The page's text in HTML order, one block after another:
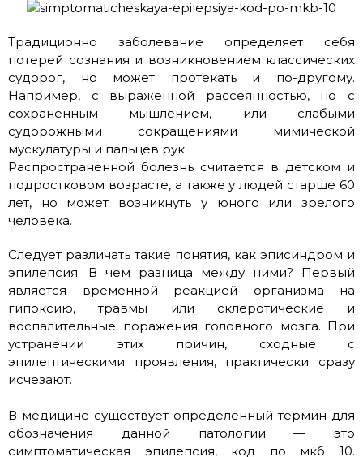
Традиционно заболевание определяет себя
потерей сознания и возникновением классических
судорог, но может протекать и по-другому.
Например, с выраженной рассеянностью, но с
сохраненным мышлением, или слабыми
судорожными сокращениями мимической
мускулатуры и пальцев рук.
Распространенной болезнь считается в детском и
подростковом возрасте, а также у людей старше 60
лет, но может возникнуть у юного или зрелого
человека.
Следует различать такие понятия, как эписиндром и
эпилепсия. В чем разница между ними? Первый
является временной реакцией организма на
гипоксию, травмы или склеротические и
воспалительные поражения головного мозга. При
устранении этих причин, сходные с
эпилептическими проявления, практически сразу
исчезают.
В медицине существует определенный термин для
обозначения данной патологии — это
симптоматическая эпилепсия, код по мкб 10.